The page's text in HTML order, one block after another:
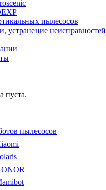
пылесосов
устранение неисправностей
пуста.
пылесосов